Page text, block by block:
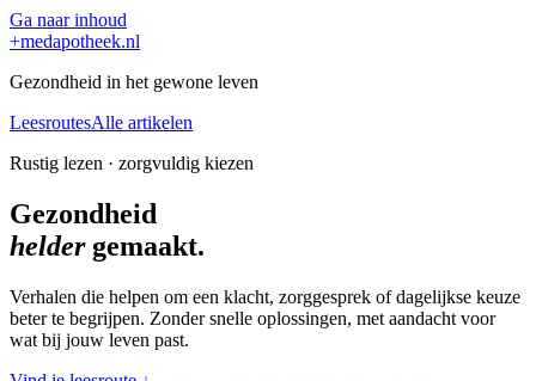
Ga naar inhoud
+medapotheek.nl
Gezondheid in het gewone leven
LeesroutesAlle artikelen
Rustig lezen · zorgvuldig kiezen
Gezondheid
heldergemaakt.
Verhalen die helpen om een klacht, zorggesprek of dagelijkse keuze
beter te begrijpen. Zonder snelle oplossingen, met aandacht voor
wat bij jouw leven past.